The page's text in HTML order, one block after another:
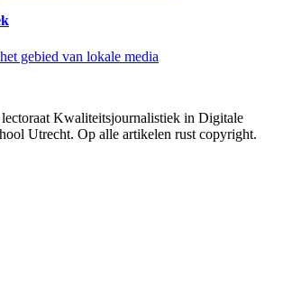
gebied van lokale media
lectoraat Kwaliteitsjournalistiek in Digitale
Utrecht. Op alle artikelen rust copyright.